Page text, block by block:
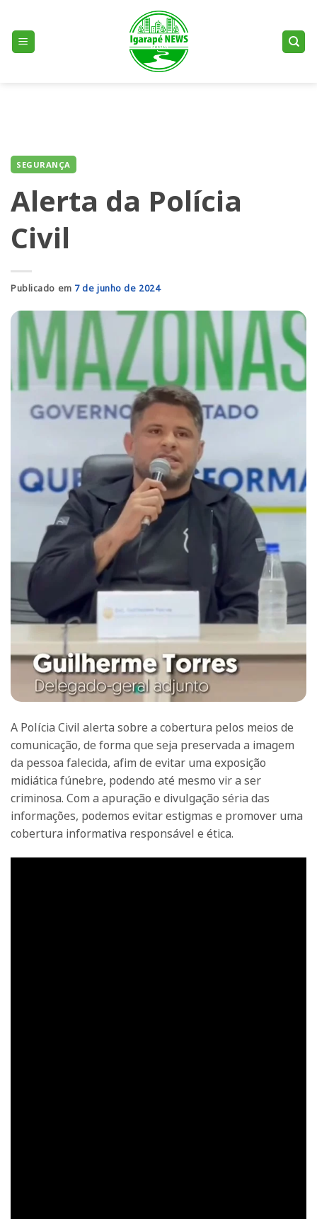
content
SEGURANÇA
Alerta da Polícia
Civil
Publicado em 7 de junho de 2024
A Polícia Civil alerta sobre a cobertura pelos meios de
comunicação, de forma que seja preservada a imagem
da pessoa falecida, afim de evitar uma exposição
midiática fúnebre, podendo até mesmo vir a ser
criminosa. Com a apuração e divulgação séria das
informações, podemos evitar estigmas e promover uma
cobertura informativa responsável e ética.